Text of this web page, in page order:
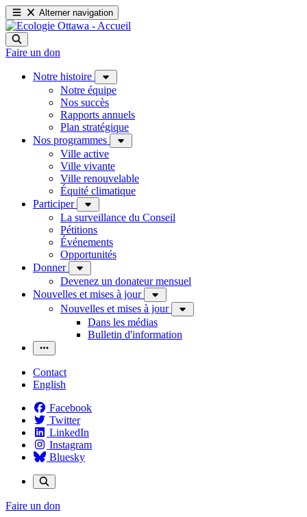
Alterner navigation
Faire un don
Notre histoire
Notre équipe
Nos succès
Rapports annuels
Plan stratégique
Nos programmes
Ville active
Ville vivante
Ville renouvelable
Équité climatique
Participer
La surveillance du Conseil
Pétitions
Événements
Opportunités
Donner
Devenez un donateur mensuel
Nouvelles et mises à jour
Nouvelles et mises à jour
Dans les médias
Bulletin d'information
Contact
English
Facebook
Twitter
LinkedIn
Instagram
Bluesky
Faire un don